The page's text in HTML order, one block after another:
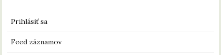
Prihlásiť sa
Feed záznamov